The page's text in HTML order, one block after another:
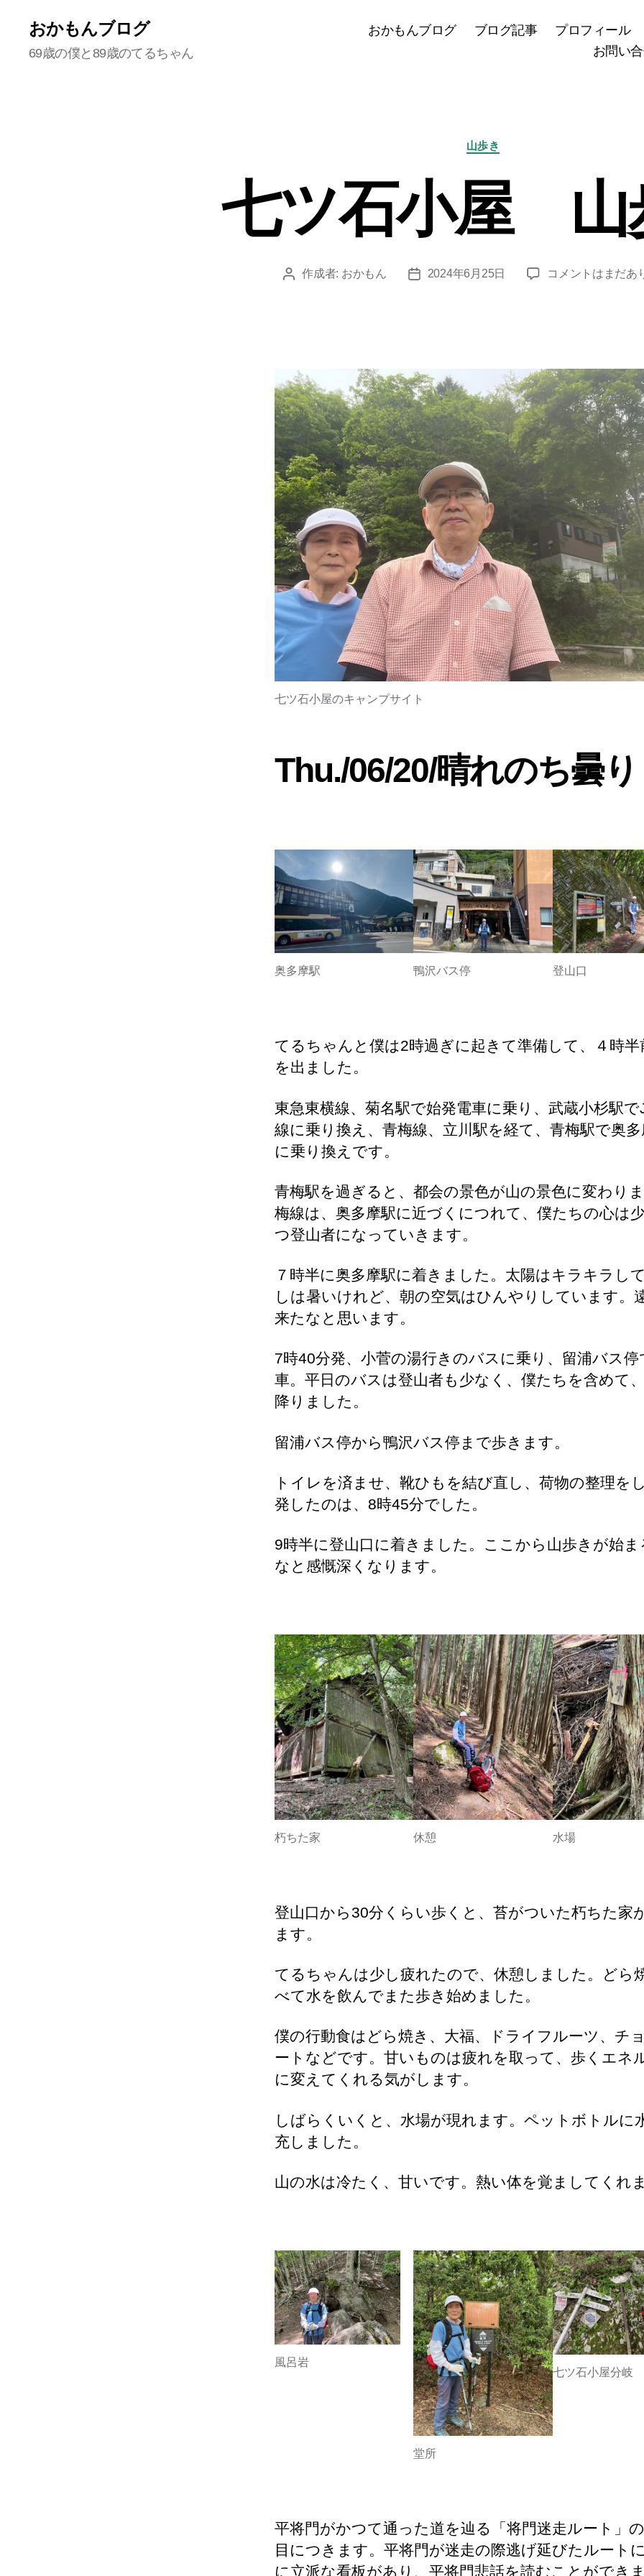
おかもんブログ
69歳の僕と89歳のてるちゃん
おかもんブログ ブログ記事
プロフィール
お問い
カ
テ
リ
ー
山歩き
七ツ石小屋 山
投 作成者: おかもん
投
2024年6月25日
七
歩
き
へ
の
コメントはまだあ
七ツ石小屋のキャンプサイト
Thu./06/20/晴れのち曇り
奥多摩駅 鴨沢バス停 登山口
てるちゃんと僕は2時過ぎに起きて準備して、４時半
を出ました。
東急東横線、菊名駅で始発電車に乗り、武蔵小杉駅で
線に乗り換え、青梅線、立川駅を経て、青梅駅で奥
に乗り換えです。
青梅駅を過ぎると、都会の景色が山の景色に変わり
梅線は、奥多摩駅に近づくにつれて、僕たちの心は
つ登山者になっていきます。
７時半に奥多摩駅に着きました。太陽はキラキラし
しは暑いけれど、朝の空気はひんやりしています。
来たなと思います。
7時40分発、小菅の湯行きのバスに乗り、留浦バス停
車。平日のバスは登山者も少なく、僕たちを含めて
降りました。
留浦バス停から鴨沢バス停まで歩きます。
トイレを済ませ、靴ひもを結び直し、荷物の整理を
発したのは、8時45分でした。
9時半に登山口に着きました。ここから山歩きが始
なと感慨深くなります。
朽ちた家 休憩 水場
登山口から30分くらい歩くと、苔がついた朽ちた家
ます。
てるちゃんは少し疲れたので、休憩しました。どら
べて水を飲んでまた歩き始めました。
僕の行動食はどら焼き、大福、ドライフルーツ、チ
ートなどです。甘いものは疲れを取って、歩くエネ
に変えてくれる気がします。
しばらくいくと、水場が現れます。ペットボトルに
充しました。
山の水は冷たく、甘いです。熱い体を覚ましてくれ
風呂岩
堂所
七ツ石小屋分岐
平将門がかつて通った道を辿る「将門迷走ルート」
目につきます。平将門が迷走の際逃げ延びたルート
に立派な看板があり、平将門悲話を読むことができ